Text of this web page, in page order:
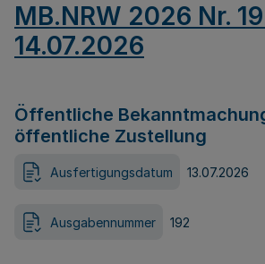
MB.NRW 2026 Nr.
14.07.2026
Öffentliche
öffentliche Zustellung
Ausfertigungsdatum 13.07.2026
Ausgabennummer 192